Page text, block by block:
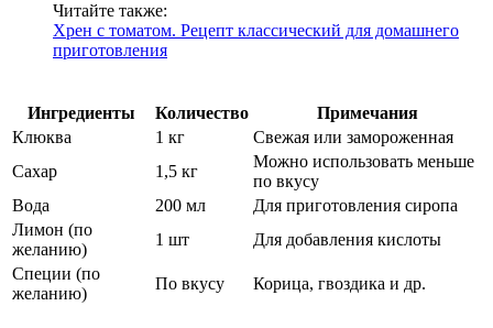
Читайте также:
Хрен с томатом. Рецепт классический для домашнего
приготовления
Ингредиенты Количество
Примечания
Клюква
1 кг
Свежая или замороженная
Сахар
1,5 кг
Можно использовать меньше
по вкусу
Вода
200 мл
Для приготовления сиропа
Лимон (по
желанию)
1 шт
Для добавления кислоты
Специи (по
желанию)
По вкусу Корица, гвоздика и др.